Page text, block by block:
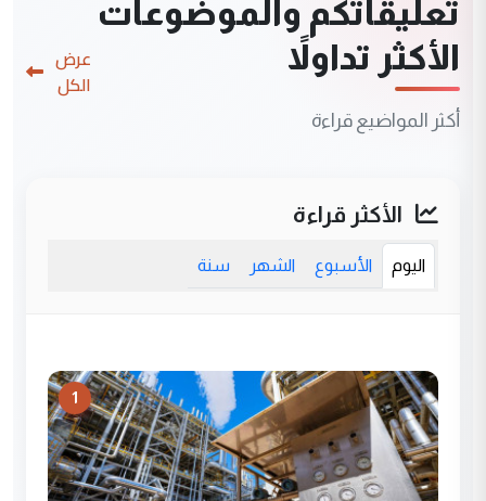
تعليقاتكم والموضوعات
الأكثر تداولاً
أكثر المواضيع قراءة
عرض
الكل
الأكثر قراءة
اليوم الأسبوع الشهر سنة
1